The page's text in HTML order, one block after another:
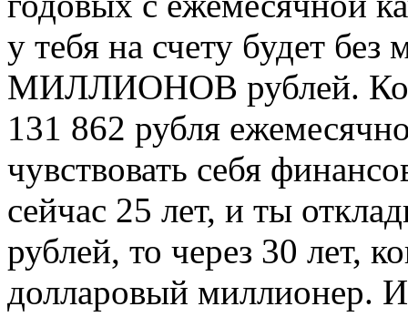
у тебя на счету будет
МИЛЛИОНОВ рублей.
131 862 рубля
чувствовать себя
сейчас 25 лет, и ты
рублей, то через 30 лет,
долларовый миллионер.